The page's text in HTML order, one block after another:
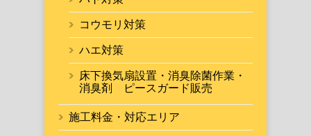
コウモリ対策
ハエ対策
床下換気扇設置・消臭除菌作業・
消臭剤 ピースガード販売
施工料金・対応エリア